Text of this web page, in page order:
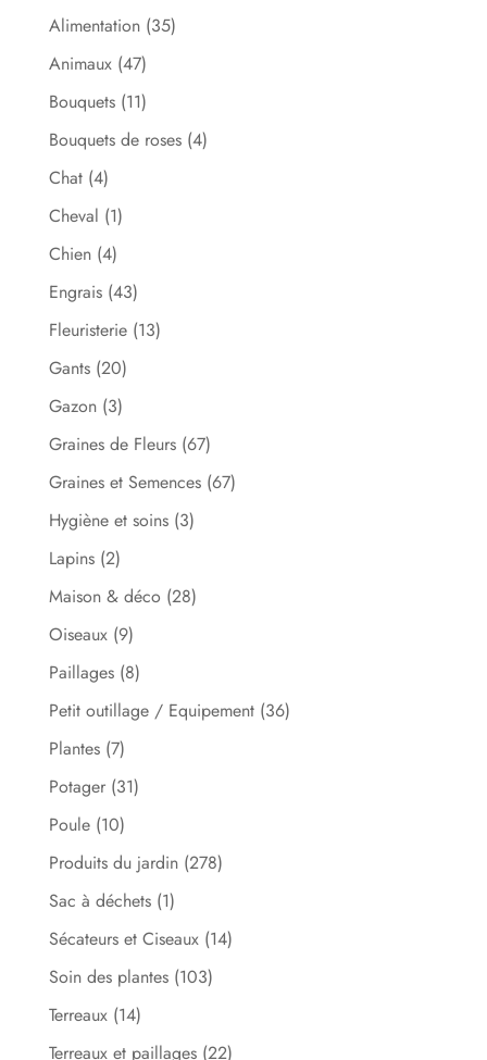
Alimentation (35)
Animaux (47)
Bouquets (11)
Bouquets de roses (4)
Chat (4)
Cheval (1)
Chien (4)
Engrais (43)
Fleuristerie (13)
Gants (20)
Gazon (3)
Graines de Fleurs (67)
Graines et Semences (67)
Hygiène et soins (3)
Lapins (2)
Maison & déco (28)
Oiseaux (9)
Paillages (8)
Petit outillage / Equipement (36)
Plantes (7)
Potager (31)
Poule (10)
Produits du jardin (278)
Sac à déchets (1)
Sécateurs et Ciseaux (14)
Soin des plantes (103)
Terreaux (14)
Terreaux et paillages (22)